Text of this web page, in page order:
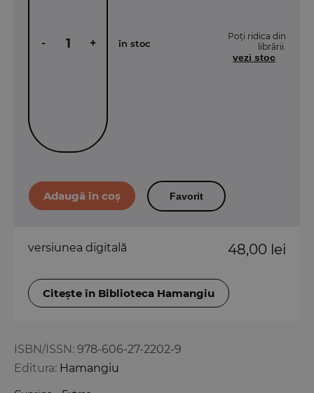
ISBN/ISSN: 978-606-27-2202-9
Editura: Hamangiu
- + în stoc
Poți ridica din
librării.
vezi stoc
Favorit
versiunea digitală 48,00 lei
Citește în Biblioteca Hamangiu